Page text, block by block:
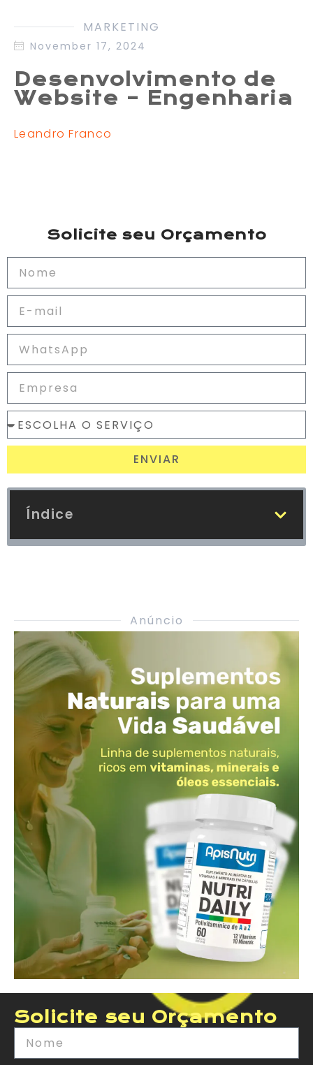
MARKETING
November 17, 2024
Desenvolvimento de
Website – Engenharia
Leandro Franco
Solicite seu Orçamento
ENVIAR
Índice
Anúncio
Solicite seu Orçamento